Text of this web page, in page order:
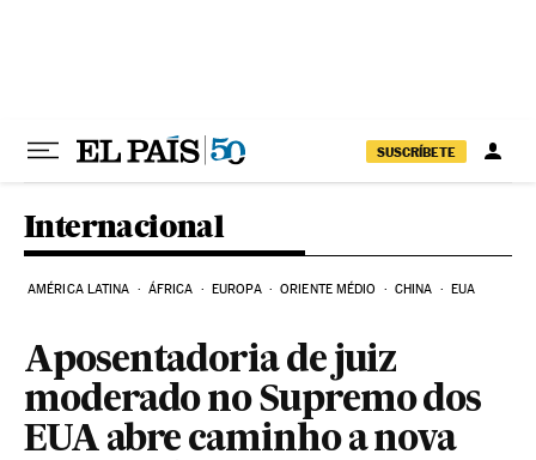
SUSCRÍBETE
Internacional
AMÉRICA LATINA ÁFRICA EUROPA ORIENTE MÉDIO CHINA EUA
Aposentadoria de juiz
moderado no Supremo dos
EUA abre caminho a nova